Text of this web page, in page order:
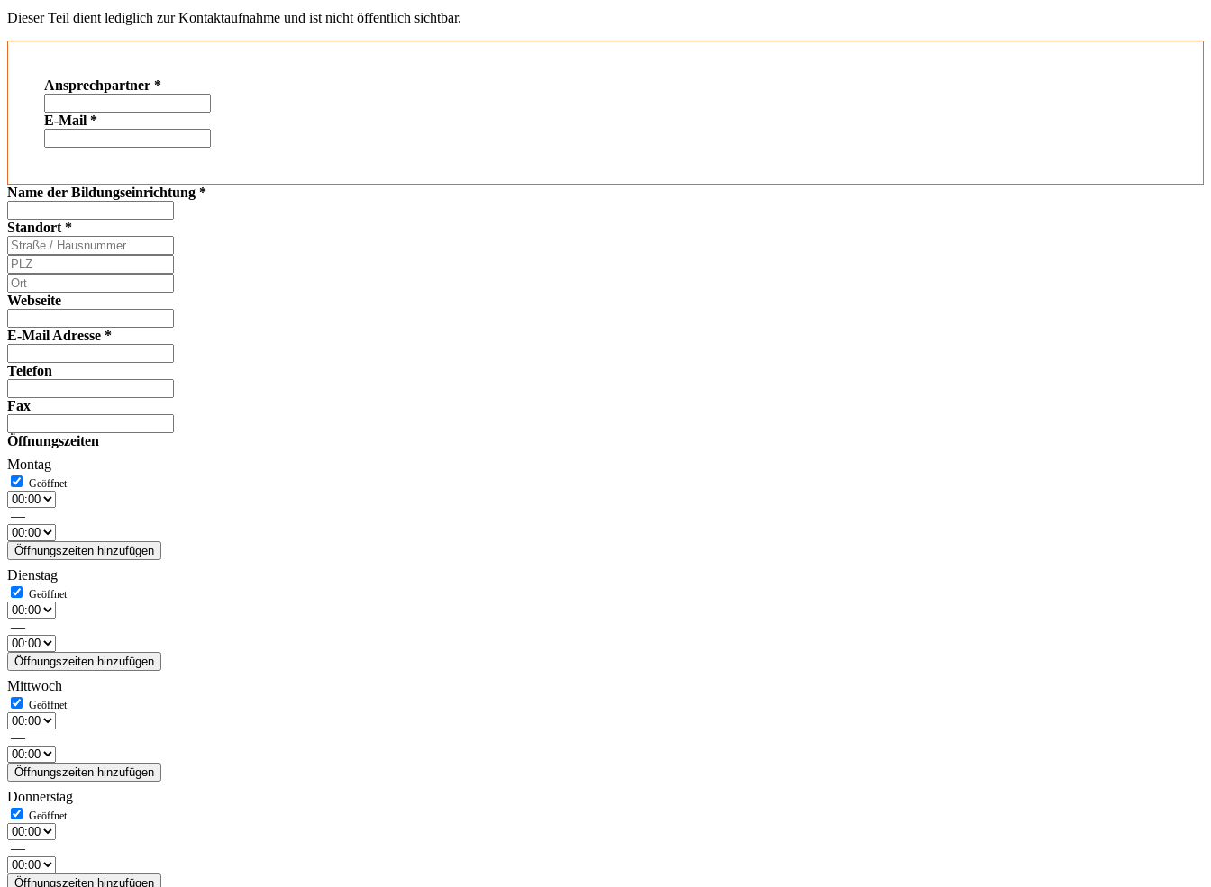
Dieser Teil dient lediglich zur Kontaktaufnahme und ist nicht öffentlich sichtbar.
Ansprechpartner *
E-Mail *
Name der Bildungseinrichtung *
Standort *
Webseite
E-Mail Adresse *
Telefon
Fax
Öffnungszeiten
Montag
—
Öffnungszeiten hinzufügen
Dienstag
—
Öffnungszeiten hinzufügen
Mittwoch
—
Öffnungszeiten hinzufügen
Donnerstag
—
Öffnungszeiten hinzufügen